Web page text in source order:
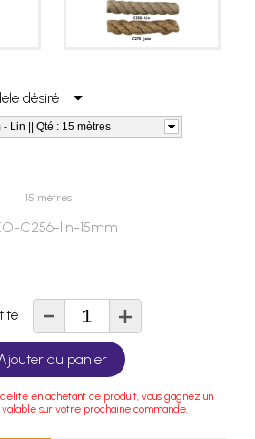
désiré
Lin || Qté : 15 mètres
15 mètres
C256-lin-15mm
- +
au panier
en achetant ce produit, vous gagnez un
valable sur votre prochaine commande.